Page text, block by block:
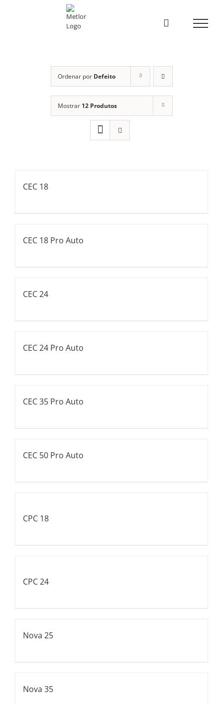
Ordenar por Defeito
Mostrar 12 Produtos
CEC 18
CEC 18 Pro Auto
CEC 24
CEC 24 Pro Auto
CEC 35 Pro Auto
CEC 50 Pro Auto
CPC 18
CPC 24
Nova 25
Nova 35